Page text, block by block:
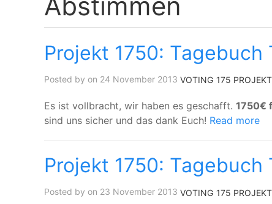
Projekt 1750: Tagebuch
Posted by on 24 November 2013 VOTING 175
Es ist vollbracht, wir haben es geschafft. 1750€
sind uns sicher und das dank Euch! Read more
Projekt 1750: Tagebuch
Posted by on 23 November 2013 VOTING 175